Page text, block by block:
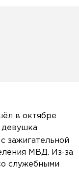
в октябре
девушка
зажигательной
МВД. Из-за
служебными